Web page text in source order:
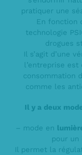
pratiquer une
En fonction
technologie
drogues
Il s’agit d’une
l’entreprise
consommation
comme les
Il y a deux
– mode en
pour
Il permet la